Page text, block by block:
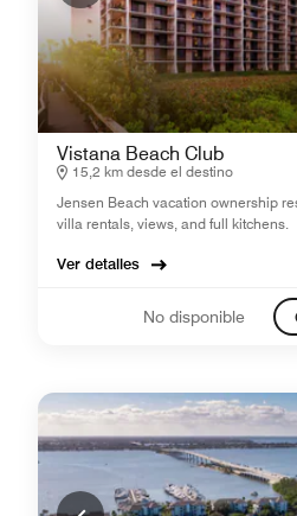
Vistana Beach Club
15,2 km desde el destino
Jensen Beach vacation ownership
villa rentals, views, and full kitchens.
Ver detalles
No disponible